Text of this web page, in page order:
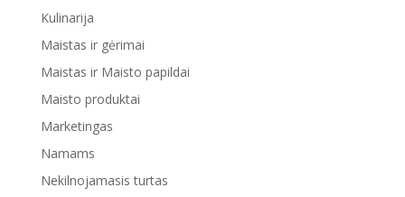
Kulinarija
Maistas ir gėrimai
Maistas ir Maisto papildai
Maisto produktai
Marketingas
Namams
Nekilnojamasis turtas